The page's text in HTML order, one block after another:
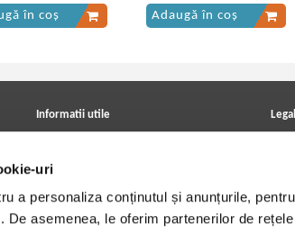
uri
a personaliza conținutul și anunțurile,
De asemenea, le oferim partenerilor de
în coș Adaugă în coș
Informatii utile
Contact
Politica de livrare
Angajari - Cariere
Legal